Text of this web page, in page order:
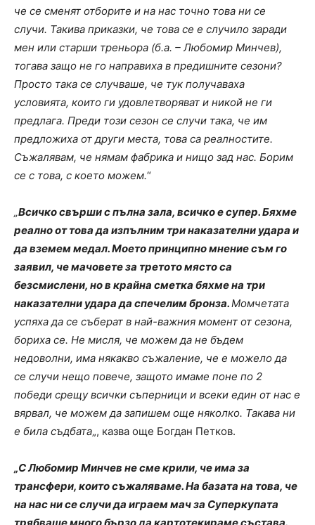
че се сменят отборите и на нас точно това ни се
случи. Такива приказки, че това се е случило заради
мен или старши треньора (б.а. – Любомир Минчев),
тогава защо не го направиха в предишните сезони?
Просто така се случваше, че тук получаваха
условията, които ги удовлетворяват и никой не ги
предлага. Преди този сезон се случи така, че им
предложиха от други места, това са реалностите.
Съжалявам, че нямам фабрика и нищо зад нас. Борим
се с това, с което можем.“
„Всичко свърши с пълна зала, всичко е супер. Бяхме
реално от това да изпълним три наказателни удара и
да вземем медал. Моето принципно мнение съм го
заявил, че мачовете за третото място са
безсмислени, но в крайна сметка бяхме на три
наказателни удара да спечелим бронза.Момчетата
успяха да се съберат в най-важния момент от сезона,
бориха се. Не мисля, че можем да не бъдем
недоволни, има някакво съжаление, че е можело да
се случи нещо повече, защото имаме поне по 2
победи срещу всички съперници и всеки един от нас е
вярвал, че можем да запишем още няколко. Такава ни
е била съдбата„, казва още Богдан Петков.
„С Любомир Минчев не сме крили, че има за
трансфери, които съжаляваме. На базата на това, че
на нас ни се случи да играем мач за Суперкупата